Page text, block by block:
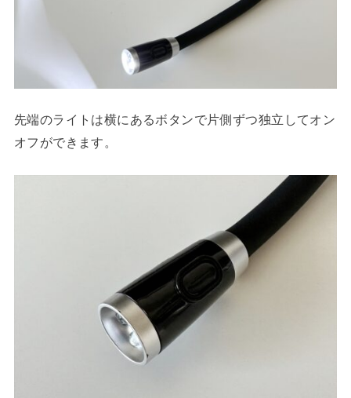
先端のライトは横にあるボタンで片側ずつ独立してオン
オフができます。